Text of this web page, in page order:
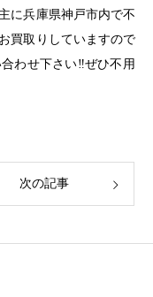
に兵庫県神戸市内で不
買取りしていますので
わせ下さい‼︎ぜひ不用
次の記事